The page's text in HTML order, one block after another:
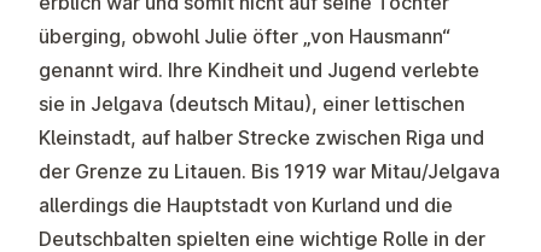
überging, obwohl Julie öfter „von Hausmann“
genannt wird. Ihre Kindheit und Jugend verlebte
sie in Jelgava (deutsch Mitau), einer lettischen
Kleinstadt, auf halber Strecke zwischen Riga und
der Grenze zu Litauen. Bis 1919 war Mitau/Jelgava
allerdings die Hauptstadt von Kurland und die
Deutschbalten spielten eine wichtige Rolle in der